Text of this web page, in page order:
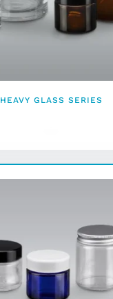
HEAVY GLASS SERIES